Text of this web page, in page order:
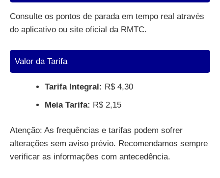
Consulte os pontos de parada em tempo real através
do aplicativo ou site oficial da RMTC.
Valor da Tarifa
Tarifa Integral: R$ 4,30
Meia Tarifa: R$ 2,15
Atenção: As frequências e tarifas podem sofrer
alterações sem aviso prévio. Recomendamos sempre
verificar as informações com antecedência.